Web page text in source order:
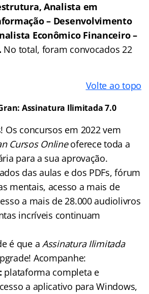
Analista em
– Desenvolvimento
Econômico Financeiro –
No total, foram convocados 22
Volte ao topo
Assinatura Ilimitada 7.0
Os concursos em 2022 vem
Cursos Onlineoferece toda a
para a sua aprovação.
das aulas e dos PDFs, fórum
mentais, acesso a mais de
a mais de 28.000 audiolivros
incríveis continuam
é que a Assinatura Ilimitada
Acompanhe:
plataforma completa e
a aplicativo para Windows,